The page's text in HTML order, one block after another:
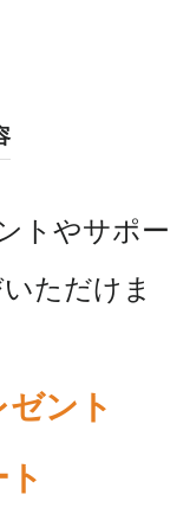
トやサポー
ただけま
ント